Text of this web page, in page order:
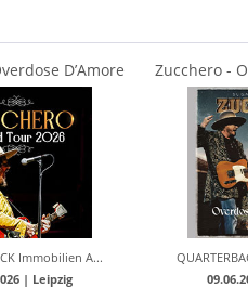
D’Amore
Tour 2026
Immobilien A...
| Leipzig
Zucchero -